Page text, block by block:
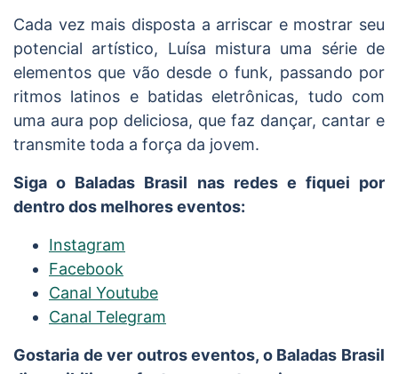
Cada vez mais disposta a arriscar e mostrar seu
potencial artístico, Luísa mistura uma série de
elementos que vão desde o funk, passando por
ritmos latinos e batidas eletrônicas, tudo com
uma aura pop deliciosa, que faz dançar, cantar e
transmite toda a força da jovem.
Siga o Baladas Brasil nas redes e fiquei por
dentro dos melhores eventos:
Instagram
Facebook
Canal Youtube
Canal Telegram
Gostaria de ver outros eventos, o Baladas Brasil